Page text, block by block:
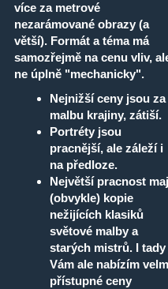
více za metrové
nezarámované obrazy (a
větší). Formát a téma má
samozřejmě na cenu vliv,
ne úplně "mechanicky".
Nejnižší ceny jsou za
malbu krajiny, zátiší.
Portréty jsou
pracnější, ale záleží i
na předloze.
Největší pracnost
(obvykle) kopie
nežijících klasiků
světové malby a
starých mistrů. I tady
Vám ale nabízím
přístupné ceny